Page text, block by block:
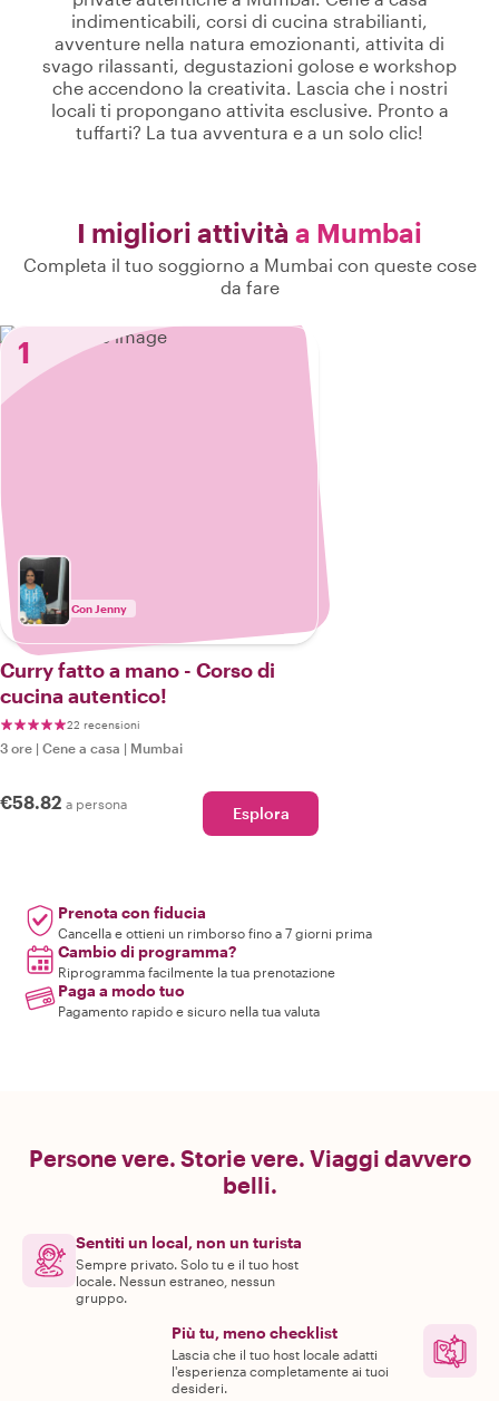
indimenticabili, corsi di cucina strabilianti,
avventure nella natura emozionanti, attivita di
svago rilassanti, degustazioni golose e workshop
che accendono la creativita. Lascia che i nostri
locali ti propongano attivita esclusive. Pronto a
tuffarti? La tua avventura e a un solo clic!
I migliori attività a Mumbai
Completa il tuo soggiorno a Mumbai con queste cose
da fare
1
Con Jenny
Curry fatto a mano - Corso di
cucina autentico!
22 recensioni
3 ore | Cene a casa | Mumbai
€58.82 a persona Esplora
Prenota con fiducia
Cancella e ottieni un rimborso fino a 7 giorni prima
Cambio di programma?
Riprogramma facilmente la tua prenotazione
Paga a modo tuo
Pagamento rapido e sicuro nella tua valuta
Persone vere. Storie vere. Viaggi davvero
belli.
Sentiti un local, non un turista
Sempre privato. Solo tu e il tuo host
locale. Nessun estraneo, nessun
gruppo.
Più tu, meno checklist
Lascia che il tuo host locale adatti
l'esperienza completamente ai tuoi
desideri.